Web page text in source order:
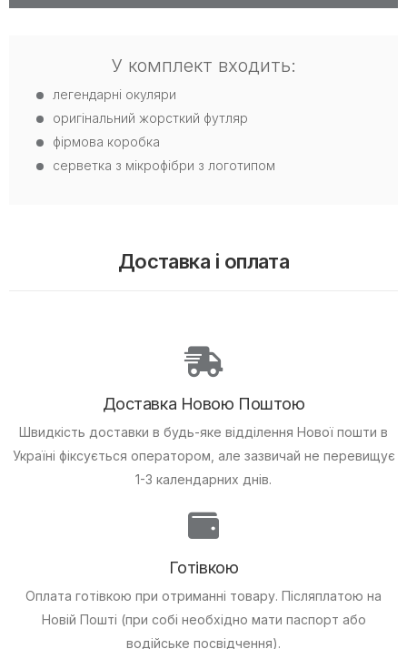
У комплект входить:
легендарні окуляри
оригінальний жорсткий футляр
фірмова коробка
серветка з мікрофібри з логотипом
Доставка і оплата
Доставка Новою Поштою
Швидкість доставки в будь-яке відділення Нової пошти в
Україні фіксується оператором, але зазвичай не перевищує
1-3 календарних днів.
Готівкою
Оплата готівкою при отриманні товару. Післяплатою на
Новій Пошті (при собі необхідно мати паспорт або
водійське посвідчення).